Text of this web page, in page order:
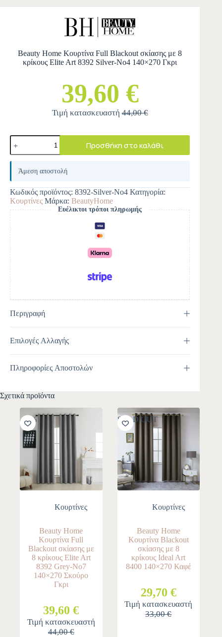
Beauty Home Κουρτίνα Full Blackout σκίασης με 8
κρίκους Elite Art 8392 Silver-Νο4 140×270 Γκρι
39,60 €
Τιμή κατασκευαστή44,00 €
Προσθήκη στο καλάθι
A
e
r
n
a
t
i
v
e
:
Άμεση αποστολή
Κωδικός προϊόντος: 8392-Silver-Νο4 Κατηγορία:
Κουρτίνες Μάρκα: BeautyHome
Ευέλικτοι τρόποι πληρωμής
Περιγραφή
Επιλογές Αλλαγής
Πληροφορίες Αποστολών
Σχετικά προϊόντα
-10%
Κουρτίνες
Beauty Home
Κουρτίνα Full
Blackout σκίασης με
8 κρίκους Elite Art
8392 Grey-Νο7
140×270 Σκούρο
Γκρι
39,60 €
Τιμή κατασκευαστή
44,00 €
SOLD OUT
Κουρτίνες
Beauty Home
Κουρτίνα Blackout
σκίασης με 8
κρίκους Ideal Art
8400 140×270 Καφέ
29,70 €
Τιμή κατασκευαστή
33,00 €